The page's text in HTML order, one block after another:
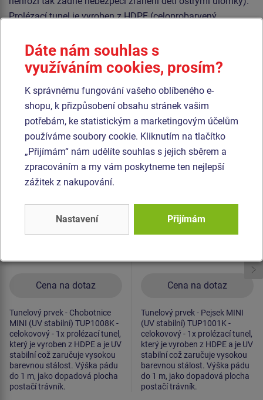
Prolézací tunel je vyroben z HDPE (celoprobarvený
a odolností proti UV záření). Veškerý spojovací materiál je
pozinkovaný nebo nerezový.
Podobnézboží
Tunelový prvek -
Chobotnice MINI (UV
stabilní) TUP1008K -
celokovový
Cena na dotaz
Novinka
Tunelový prvek - Chobotnice
MINI (UV stabilní) TUP1008K -
celokovový - 1x prolézací tunel,
který je vyroben z HDPE a je UV
stabilní což zaručuje vysokou
barevnou stálost. Výška pádu
do 1 m, jako dopadová plocha
postačí trávník.
Tunelový prvek -
Pejsek MINI (UV
stabilní) TUP1001K -
Cena na dotaz
Tunelový prvek - Pejsek MINI
(UV stabilní) TUP1001K -
celokovový - 1x prolézací tunel,
který je vyroben z HDPE a je UV
stabilní což zaručuje vysokou
barevnou stálost. Výška pádu
do 1 m, jako dopadová plocha
postačí trávník.
Dáte nám souhlas s
využíváním cookies, prosím?
K správnému fungování vašeho oblíbeného e-
shopu, k přizpůsobení obsahu stránek vašim
potřebám, ke statistickým a marketingovým účelům
používáme soubory cookie. Kliknutím na tlačítko
„Přijímám“ nám udělíte souhlas s jejich sběrem a
zpracováním a my vám poskytneme ten nejlepší
zážitek z nakupování.
Nastavení Přijímám